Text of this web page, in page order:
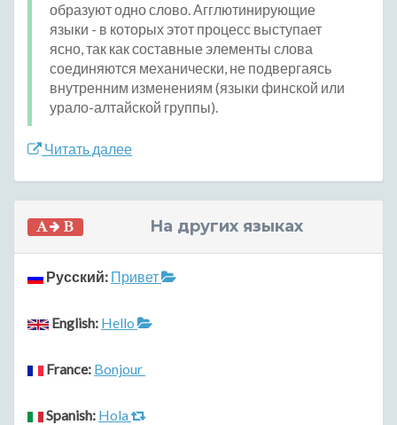
образуют одно слово. Агглютинирующие
языки - в которых этот процесс выступает
ясно, так как составные элементы слова
соединяются механически, не подвергаясь
внутренним изменениям (языки финской или
урало-алтайской группы).
Читать далее
На других языках
Русский: Привет
English: Hello
France: Bonjour
Spanish: Hola